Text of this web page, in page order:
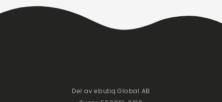
Del av ebutiq Global AB